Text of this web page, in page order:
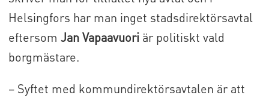
Helsingfors har man inget stadsdirektörsavtal
eftersom Jan Vapaavuoriär politiskt vald
borgmästare.
– Syftet med kommundirektörsavtalen är att